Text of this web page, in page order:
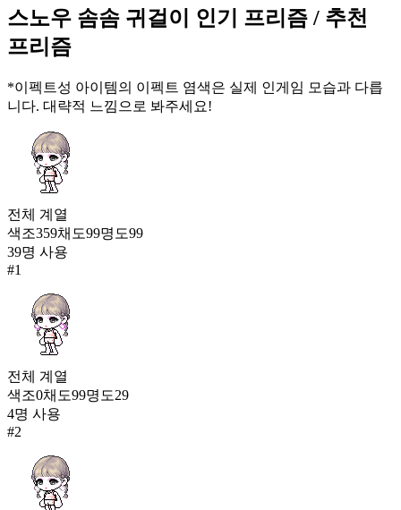
84,944
13
마이스터 이어링
14
스노우 솜솜 귀걸이
47,304
44,773
16
천족의 날개귀
모험가 캐논슈터 귀고리
35,464
18
크레센트 문 이어링
35,025
19
지옥의 불꽃
30,898
스노우 솜솜 귀걸이 인기 프리즘 / 추천
프리즘
*이펙트성 아이템의 이펙트 염색은 실제 인게임 모습과 다릅
니다. 대략적 느낌으로 봐주세요!
전체 계열
색조359채도99명도99
39명 사용
#1
전체 계열
색조0채도99명도29
4명 사용
#2